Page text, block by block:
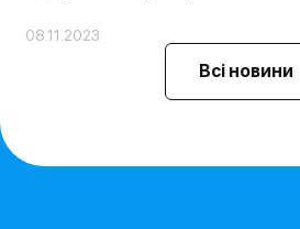
08.11.2023
Всі новини